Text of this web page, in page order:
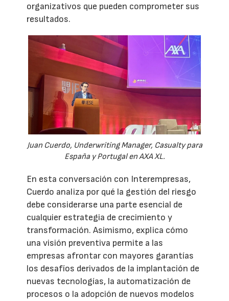
organizativos que pueden comprometer sus
resultados.
Juan Cuerdo, Underwriting Manager, Casualty para
España y Portugal en AXA XL.
En esta conversación con Interempresas,
Cuerdo analiza por qué la gestión del riesgo
debe considerarse una parte esencial de
cualquier estrategia de crecimiento y
transformación. Asimismo, explica cómo
una visión preventiva permite a las
empresas afrontar con mayores garantías
los desafíos derivados de la implantación de
nuevas tecnologías, la automatización de
procesos o la adopción de nuevos modelos